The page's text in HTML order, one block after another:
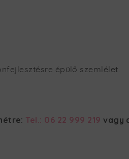
épülő szemlélet.
Tel.: 06 22 999 219 vagy